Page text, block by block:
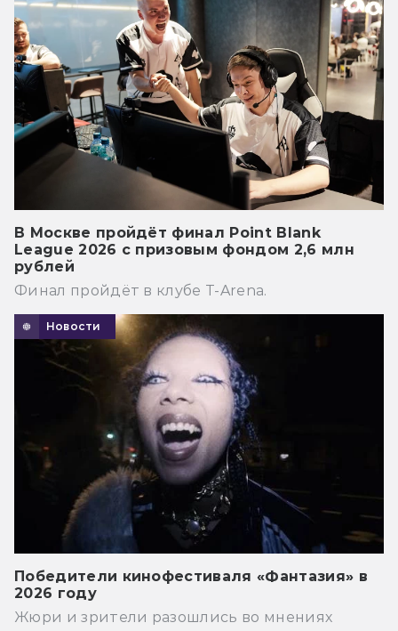
В Москве пройдёт финал Point Blank
League 2026 с призовым фондом 2,6 млн
рублей
Финал пройдёт в клубе T-Arena.
Новости
Победители кинофестиваля «Фантазия» в
2026 году
Жюри и зрители разошлись во мнениях